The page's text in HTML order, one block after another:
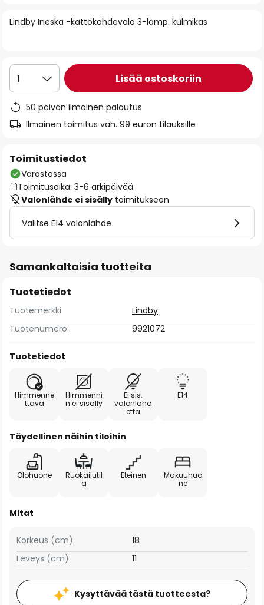
the
Lindby Ineska -kattokohdevalo 3-lamp. kulmikas
1 Lisää ostoskoriin
50 päivän ilmainen palautus
Ilmainen toimitus väh. 99 euron tilauksille
Toimitustiedot
Varastossa
Toimitusaika: 3-6 arkipäivää
Valonlähde ei sisälly toimitukseen
Valitse E14 valonlähde
Samankaltaisia tuotteita
Tuotetiedot
Tuotemerkki
Lindby
Tuotenumero:
9921072
Tuotetiedot
Himmenne
ttävä
Himmenni
n ei sisälly
Ei sis.
valonlähd
että
E14
Täydellinen näihin tiloihin
Olohuone
Ruokailutil
a
Eteinen
Makuuhuo
ne
Mitat
Leveys (cm): 11
Korkeus (cm): 18
Kysyttävää tästä tuotteesta?